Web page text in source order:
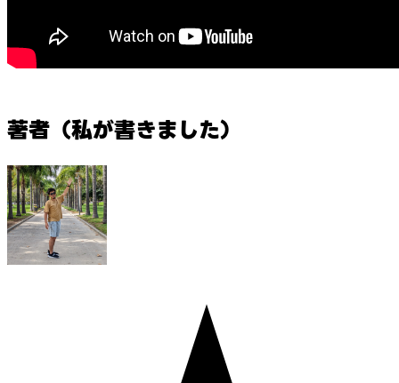
著者（私が書きました）